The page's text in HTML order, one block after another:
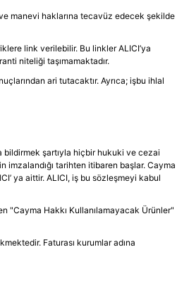
manevi haklarına tecavüz edecek şekilde
link verilebilir. Bu linkler ALICI’ya
niteliği taşımamaktadır.
ari tutacaktır. Ayrıca; işbu ihlal
bildirmek şartıyla hiçbir hukuki ve cezai
tarihten itibaren başlar. Cayma
ya aittir. ALICI, iş bu sözleşmeyi kabul
"Cayma Hakkı Kullanılamayacak Ürünler"
Faturası kurumlar adına